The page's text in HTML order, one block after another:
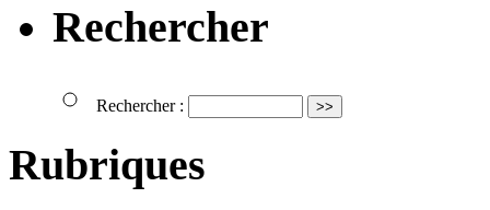
Rechercher
Rechercher :
Rubriques